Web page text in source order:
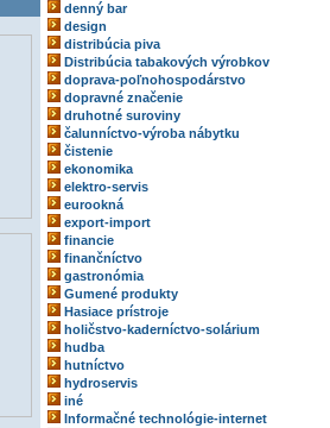
denný bar
design
distribúcia piva
Distribúcia tabakových výrobkov
doprava-poľnohospodárstvo
dopravné značenie
druhotné suroviny
čalunníctvo-výroba nábytku
čistenie
ekonomika
elektro-servis
eurookná
export-import
financie
finančníctvo
gastronómia
Gumené produkty
Hasiace prístroje
holičstvo-kaderníctvo-solárium
hudba
hutníctvo
hydroservis
iné
Informačné technológie-internet